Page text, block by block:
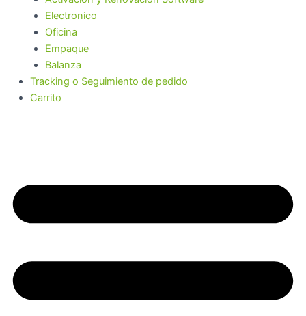
Electronico
Oficina
Empaque
Balanza
Tracking o Seguimiento de pedido
Carrito